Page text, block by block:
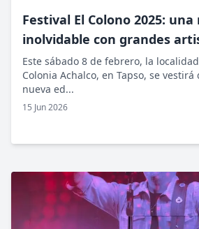
Festival El Colono 2025: una
inolvidable con grandes
Colonia Achalco
Este sábado 8 de febrero, la
Colonia Achalco, en Tapso, se
nueva ed...
15 Jun 2026